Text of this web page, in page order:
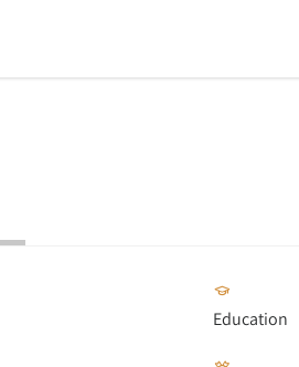
Education